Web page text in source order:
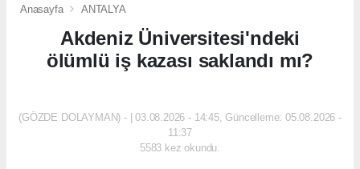
Anasayfa ANTALYA
Akdeniz Üniversitesi'ndeki
ölümlü iş kazası saklandı mı?
(GÖZDE DOLAYMAN) - | 03.08.2026 - 14:45, Güncelleme: 05.08.2026 -
11:37
5583 kez okundu.